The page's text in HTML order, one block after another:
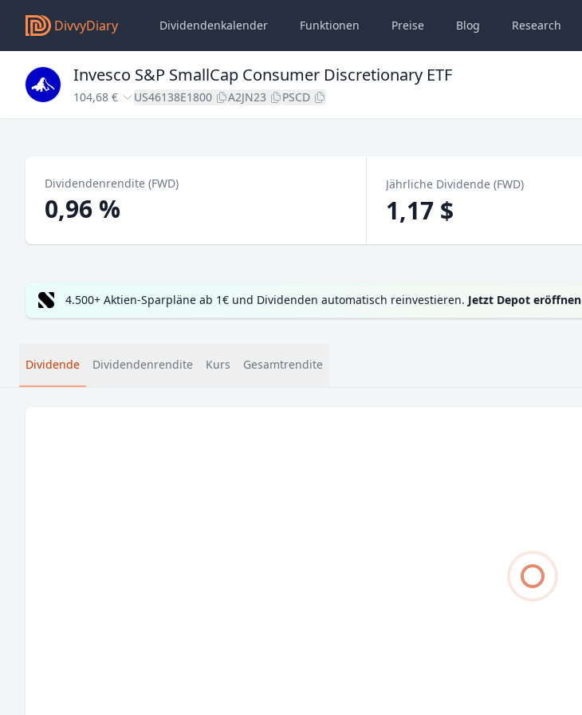
DivvyDiary Dividendenkalender Funktionen Preise Blog Research
Invesco S&P SmallCap Consumer Discretionary ETF
104,68 € US46138E1800 A2JN23 PSCD
Dividendenrendite (FWD)
0,96 %
Jährliche Dividende (FWD)
1,17 $
4.500+ Aktien-Sparpläne ab 1€ und Dividenden automatisch reinvestieren. Jetzt Depot eröffnen
Dividende Dividendenrendite Kurs Gesamtrendite